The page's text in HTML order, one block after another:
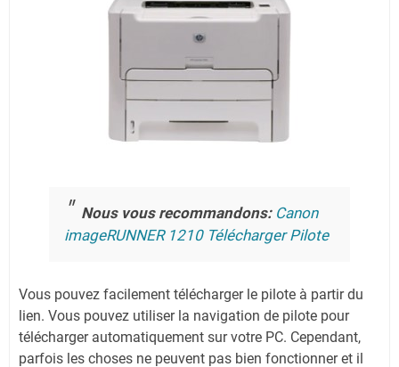
Nous vous recommandons: Canon
imageRUNNER 1210 Télécharger Pilote
Vous pouvez facilement télécharger le pilote à partir du
lien. Vous pouvez utiliser la navigation de pilote pour
télécharger automatiquement sur votre PC. Cependant,
parfois les choses ne peuvent pas bien fonctionner et il